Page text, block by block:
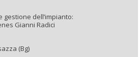
gestione dell’impianto:
Gianni Radici
(Bg)